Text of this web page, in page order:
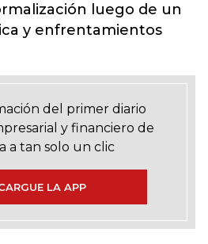
luego de un
y enfrentamientos
del primer diario
y financiero de
a tan solo un clic
LA APP